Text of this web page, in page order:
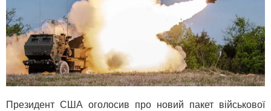
Президент США оголосив про новий пакет військової